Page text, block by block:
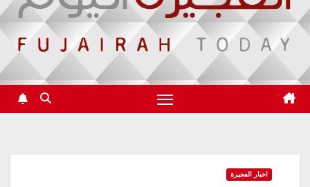
اخبار الفجيرة